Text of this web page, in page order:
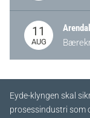
11
AUG
Eyde-klyngen skal
prosessindustri som